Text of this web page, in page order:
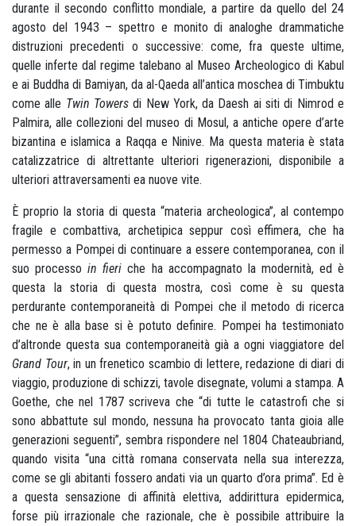
durante il secondo conflitto mondiale, a partire da quello del 24
agosto del 1943 – spettro e monito di analoghe drammatiche
distruzioni precedenti o successive: come, fra queste ultime,
quelle inferte dal regime talebano al Museo Archeologico di Kabul
e ai Buddha di Bamiyan, da al-Qaeda all’antica moschea di Timbuktu
come alle Twin Towersdi New York, da Daesh ai siti di Nimrod e
Palmira, alle collezioni del museo di Mosul, a antiche opere d’arte
bizantina e islamica a Raqqa e Ninive. Ma questa materia è stata
catalizzatrice di altrettante ulteriori rigenerazioni, disponibile a
ulteriori attraversamenti ea nuove vite.
È proprio la storia di questa “materia archeologica”, al contempo
fragile e combattiva, archetipica seppur così effimera, che ha
permesso a Pompei di continuare a essere contemporanea, con il
suo processoin fieriche ha accompagnato la modernità, ed è
questa la storia di questa mostra, così come è su questa
perdurante contemporaneità di Pompei che il metodo di ricerca
che ne è alla base si è potuto definire. Pompei ha testimoniato
d’altronde questa sua contemporaneità già a ogni viaggiatore del
Grand Tour, in un frenetico scambio di lettere, redazione di diari di
viaggio, produzione di schizzi, tavole disegnate, volumi a stampa. A
Goethe, che nel 1787 scriveva che “di tutte le catastrofi che si
sono abbattute sul mondo, nessuna ha provocato tanta gioia alle
generazioni seguenti”, sembra rispondere nel 1804 Chateaubriand,
quando visita “una città romana conservata nella sua interezza,
come se gli abitanti fossero andati via un quarto d’ora prima”. Ed è
a questa sensazione di affinità elettiva, addirittura epidermica,
forse più irrazionale che razionale, che è possibile attribuire la